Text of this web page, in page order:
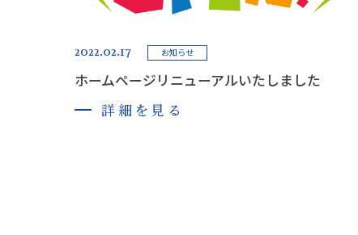
2022.02.17 お知らせ
ホームページリニューアルいたしました
詳細を見る